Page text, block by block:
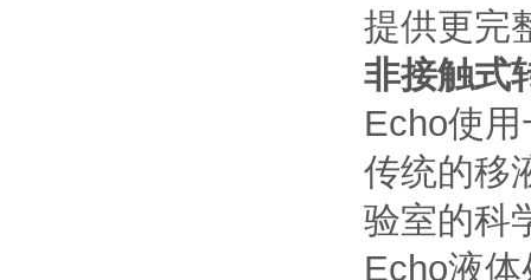
提供更完
非接触式
Echo使
传统的移
验室的科
Echo液